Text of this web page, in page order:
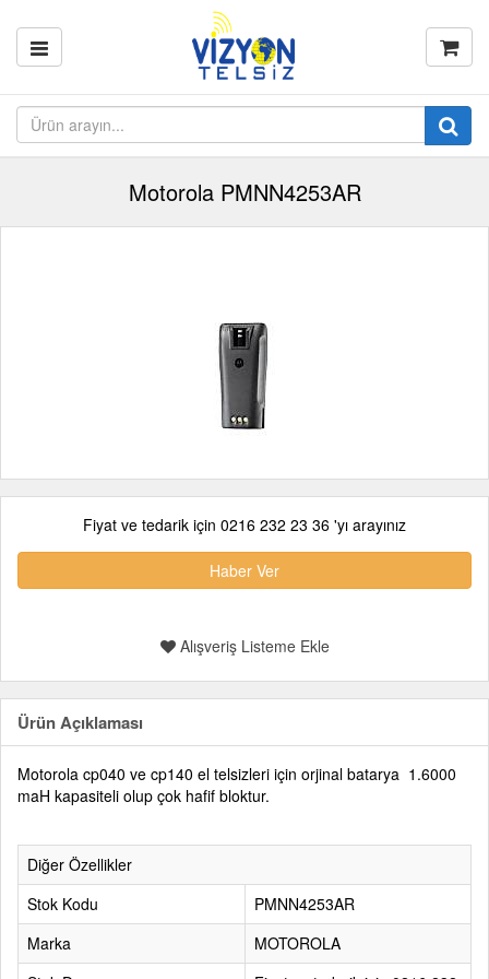
Motorola PMNN4253AR
Fiyat ve tedarik için 0216 232 23 36 'yı arayınız
Haber Ver
Alışveriş Listeme Ekle
Ürün Açıklaması
Motorola cp040 ve cp140 el telsizleri için orjinal batarya 1.6000
maH kapasiteli olup çok hafif bloktur.
Diğer Özellikler
Stok Kodu
PMNN4253AR
Marka
MOTOROLA